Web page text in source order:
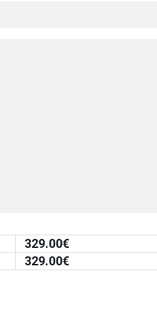
329.00€
329.00€